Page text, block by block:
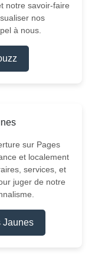
notre savoir-faire
nos
à nous.
sur Pages
et localement
services, et
juger de notre
Jaunes